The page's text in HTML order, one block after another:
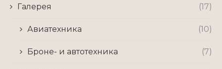
Галерея (17)
Авиатехника (10)
Броне- и автотехника (7)